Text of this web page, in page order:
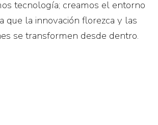
tecnología; creamos el entorno
que la innovación florezca y las
se transformen desde dentro.